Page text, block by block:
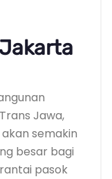
Jawa,
semakin
besar bagi
pasok